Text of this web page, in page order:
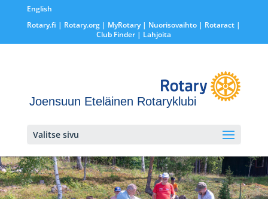
English
Rotary.fi | Rotary.org | MyRotary | Nuorisovaihto | Rotaract |
Club Finder | Lahjoita
Joensuun Eteläinen Rotaryklubi
Valitse sivu